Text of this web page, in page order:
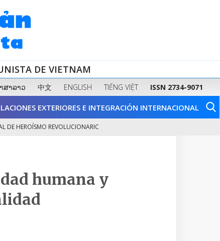
DE VIETNAM
ສາລາວ 中文 ENGLISH TIẾNG VIỆT ISSN 2734-9071
EXTERIORES E INTEGRACIÓN INTERNACIONAL
REVOLUCIONARIO Y DE...
humana y